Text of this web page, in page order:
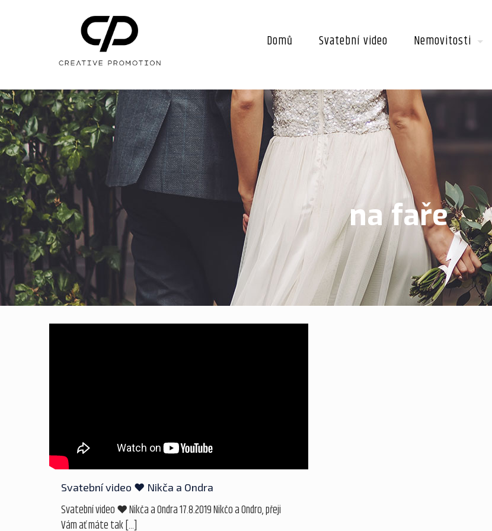
Domů Svatební video Nemovitosti
na faře
Svatební video ❤ Nikča a Ondra
Svatební video ❤ Nikča a Ondra 17.8.2019 Nikčo a Ondro, přeji
Vám ať máte tak […]